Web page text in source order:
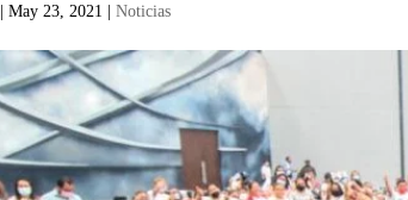
|May 23, 2021 |Noticias